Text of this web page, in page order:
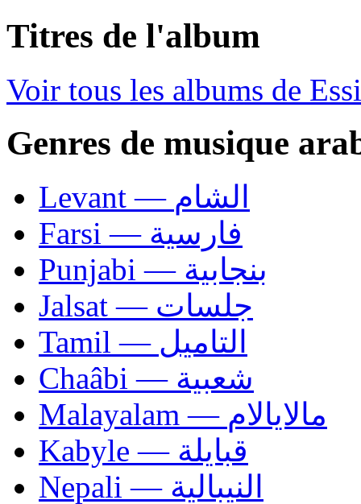
Titres de l'album
Voir tous les albums de
Genres de musique
Levant — الشام
Farsi — فارسية
Punjabi — بنجابية
Jalsat — جلسات
Tamil — التاميل
Chaâbi — شعبية
Malayalam — مالايالام
Kabyle — قبايلة
Nepali — النيبالية